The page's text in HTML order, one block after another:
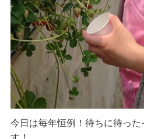
今日は毎年恒例！待ちに待っ